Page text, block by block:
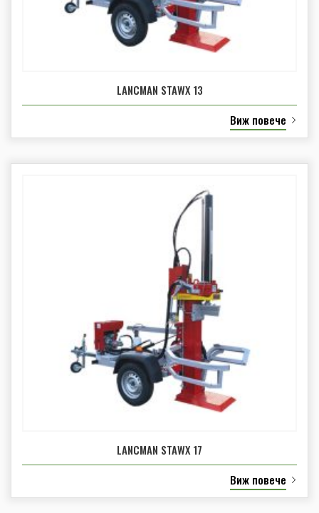
LANCMAN STAWX 13
Виж повече
LANCMAN STAWX 17
Виж повече